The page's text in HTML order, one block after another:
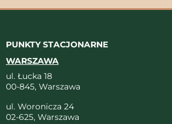
PUNKTY STACJONARNE
WARSZAWA
ul. Łucka 18
00-845, Warszawa
ul. Woronicza 24
02-625, Warszawa